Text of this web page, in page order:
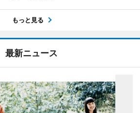
もっと見る
最新ニュース